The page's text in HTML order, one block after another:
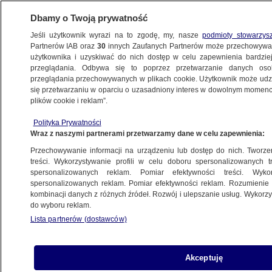
ŚWIAT
nie pojawi się nowy wariant, prawie cała
populacja zetknie się z omikronem
16.01.2022, 20:02
Udostępnij
Sileri ocenił, że do końca 2022 roku "prawie cała
populacja" zetknie się z wariantem koronawirusa
Dbamy o Twoją prywatność
Jeśli użytkownik wyrazi na to zgodę, my, naszepodmioty
Partnerów IAB oraz30 innych Zaufanych Partnerów może
użytkownika i uzyskiwać do nich dostęp w celu zapewnienia
przeglądania. Odbywa się to poprzez przetwarzanie danych
przeglądania przechowywanych w plikach cookie. Użytkownik może
się przetwarzaniu w oparciu o uzasadniony interes w dowolnym
plików cookie i reklam”.
Polityka Prywatności
Wraz z naszymi partnerami przetwarzamy dane w celu zapewnienia:
Przechowywanie informacji na urządzeniu lub dostęp do nich.
treści. Wykorzystywanie profili w celu doboru spersonalizowanych
spersonalizowanych reklam. Pomiar efektywności treści.
spersonalizowanych reklam. Pomiar efektywności reklam.
kombinacji danych z różnych źródeł. Rozwój i ulepszanie usług.
do wyboru reklam.
Lista partnerów (dostawców)
Akceptuję